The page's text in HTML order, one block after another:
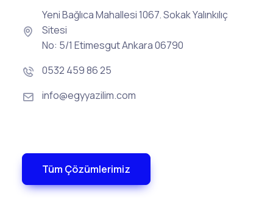
Yeni Bağlıca Mahallesi 1067. Sokak Yalınkılıç
Sitesi
No: 5/1 Etimesgut Ankara 06790
0532 459 86 25
info@egyyazilim.com
Tüm Çözümlerimiz